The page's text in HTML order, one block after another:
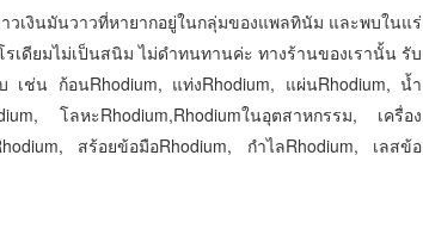
เงินมันวาวที่หายากอยู่ในกลุ่มของแพลทินัม และพบในแร่
เดียมไม่เป็นสนิม ไม่ดำทนทานค่ะ ทางร้านของเรานั้น รับ
เช่น ก้อนRhodium, แท่งRhodium, แผ่นRhodium, น้ำ
โลหะRhodium,Rhodiumในอุตสาหกรรม, เครื่อง
สร้อยข้อมือRhodium, กำไลRhodium, เลสข้อ